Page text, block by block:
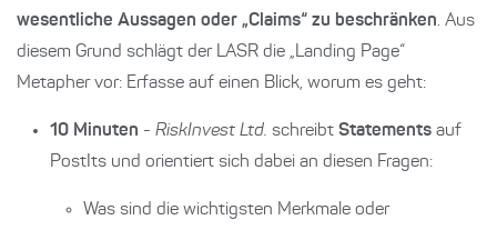
wesentliche Aussagen oder „Claims“ zu beschränken. Aus
diesem Grund schlägt der LASR die „Landing Page“
Metapher vor: Erfasse auf einen Blick, worum es geht:
10 Minuten - RiskInvest Ltd. schreibt Statements auf
PostIts und orientiert sich dabei an diesen Fragen:
Was sind die wichtigsten Merkmale oder